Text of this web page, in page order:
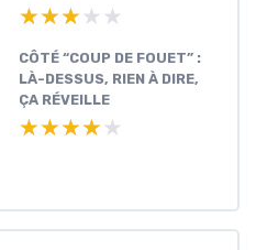
★★★★★
★★★★★
CÔTÉ “COUP DE FOUET” :
LÀ-DESSUS, RIEN À DIRE,
ÇA RÉVEILLE
★★★★★
★★★★★